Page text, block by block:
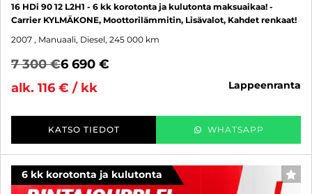
16 HDi 90 12 L2H1 - 6 kk korotonta ja kulutonta maksuaikaa! -
Carrier KYLMÄKONE, Moottorilämmitin, Lisävalot, Kahdet renkaat!
2007 , Manuaali, Diesel, 245 000 km
7 300 €6 690 €
alk. 116 € / kk
lappeenranta
KATSO TIEDOT WHATSAPP
6 kk korotonta ja kulutonta